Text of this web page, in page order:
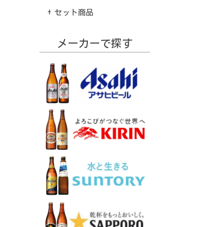
セット商品
メーカーで探す